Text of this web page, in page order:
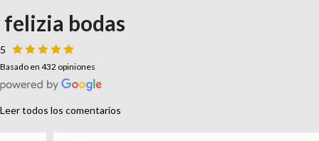
felizia bodas
5
Basado en 432 opiniones
Leer todos los comentarios